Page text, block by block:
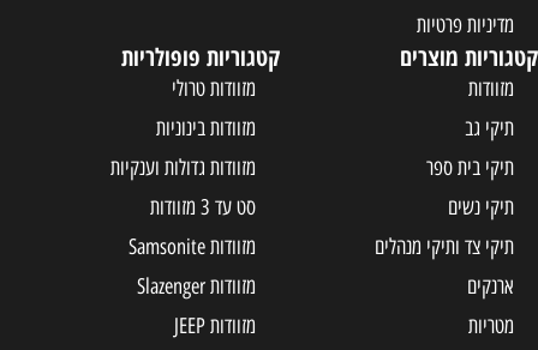
מדיניות פרטיות
קטגוריות מוצרים
מזוודות
תיקי גב
תיקי בית ספר
תיקי נשים
תיקי צד ותיקי מנהלים
ארנקים
מטריות
קטגוריות פופולריות
מזוודות טרולי
מזוודות בינוניות
מזוודות גדולות וענקיות
סט עד 3 מזוודות
מזוודות Samsonite
מזוודות Slazenger
מזוודות JEEP